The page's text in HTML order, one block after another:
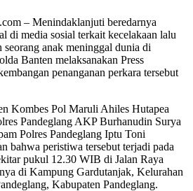
– Menindaklanjuti beredarnya
di media sosial terkait kecelakaan lalu
anak meninggal dunia di
Banten melaksanakan Press
penanganan perkara tersebut
Kombes Pol Maruli Ahiles Hutapea
Pandeglang AKP Burhanudin Surya
Polres Pandeglang Iptu Toni
bahwa peristiwa tersebut terjadi pada
pukul 12.30 WIB di Jalan Raya
di Kampung Gardutanjak, Kelurahan
Kabupaten Pandeglang.